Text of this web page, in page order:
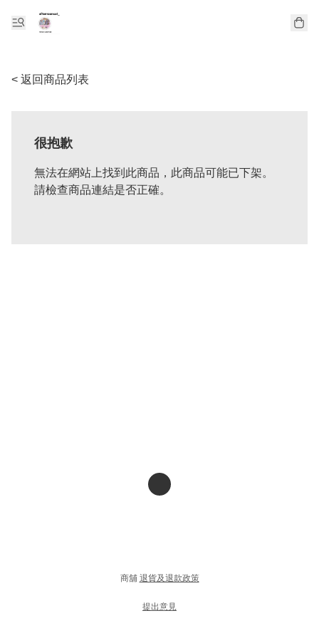
< 返回商品列表
很抱歉
無法在網站上找到此商品，此商品可能已下架。
請檢查商品連結是否正確。
商舖 退貨及退款政策
提出意見